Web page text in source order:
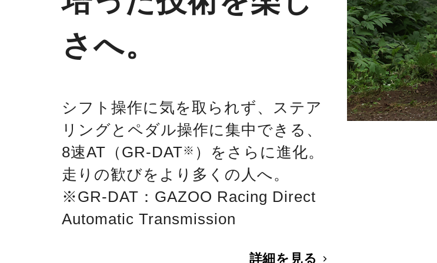
さへ。
シフト操作に気を取られず、ステア
リングとペダル操作に集中できる、
8速AT（GR-DAT※ ）をさらに進化。
走りの歓びをより多くの人へ。
※GR-DAT：GAZOO Racing Direct
Automatic Transmission
詳細を見る